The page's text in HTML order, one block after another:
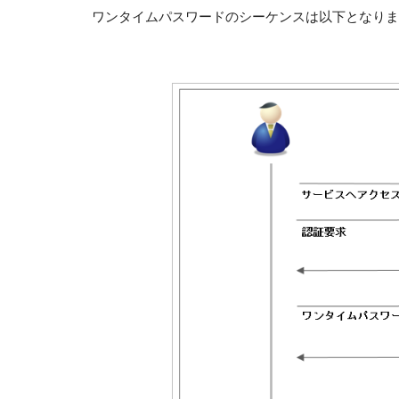
ワンタイムパスワードのシーケンスは以下となり